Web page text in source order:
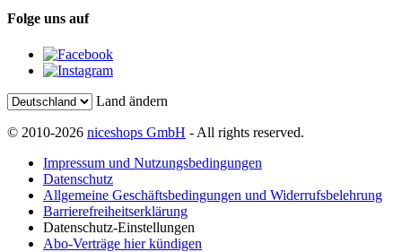
Folge uns auf
Land ändern
© 2010-2026 niceshops GmbH - All rights reserved.
Impressum und Nutzungsbedingungen
Datenschutz
Allgemeine Geschäftsbedingungen und Widerrufsbelehrung
Barrierefreiheitserklärung
Datenschutz-Einstellungen
Abo-Verträge hier kündigen